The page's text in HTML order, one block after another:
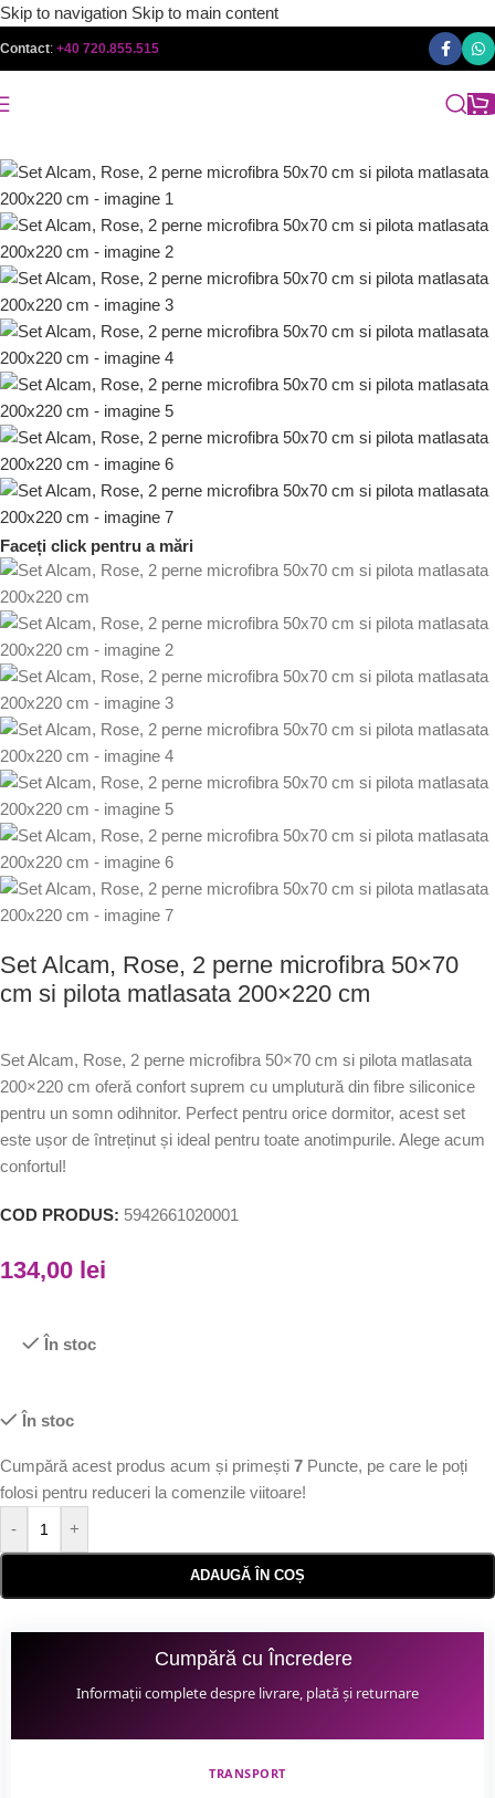
Skip to navigation Skip to main content
Contact: +40 720.855.515
Faceți click pentru a mări
Set Alcam, Rose, 2 perne microfibra 50×70
cm si pilota matlasata 200×220 cm
Set Alcam, Rose, 2 perne microfibra 50×70 cm si pilota matlasata
200×220 cm oferă confort suprem cu umplutură din fibre siliconice
pentru un somn odihnitor. Perfect pentru orice dormitor, acest set
este ușor de întreținut și ideal pentru toate anotimpurile. Alege acum
confortul!
COD PRODUS: 5942661020001
134,00 lei
În stoc
În stoc
Cumpără acest produs acum și primești 7 Puncte, pe care le poți
folosi pentru reduceri la comenzile viitoare!
-
+
ADAUGĂ ÎN COȘ
Cumpără cu Încredere
Informații complete despre livrare, plată și returnare
TRANSPORT